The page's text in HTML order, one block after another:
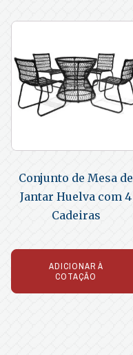
Conjunto de Mesa de
Jantar Huelva com 4
Cadeiras
ADICIONAR À
COTAÇÃO